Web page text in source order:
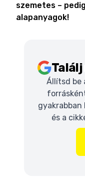
szemetes –
alapanyagok!
Találj
Állítsd be
és a